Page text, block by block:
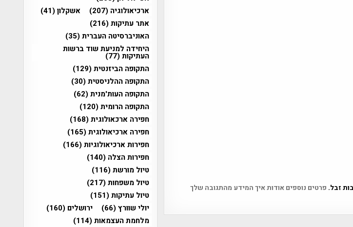
פרטים נוספים אודות איך המידע מהתגובה שלך
ארכיאולוגיה (207) אשקלון(41)
אתר עתיקות(216)
האוניברסיטה העברית(35)
היחידה למניעת שוד ברשות
העתיקות(77)
התקופה הביזנטית(129)
התקופה ההלניסטית(30)
התקופה העות'מנית(62)
התקופה הרומית(120)
חפירה ארכאולוגית(168)
חפירה ארכיאולוגית(165)
חפירות ארכיאולוגיות(166)
חפירות הצלה (140)
טיול מורשת(116)
טיול משפחות(217)
טיול עתיקות(151)
יולי שוורץ(66) ירושלים (160)
מלחמת העצמאות(114)